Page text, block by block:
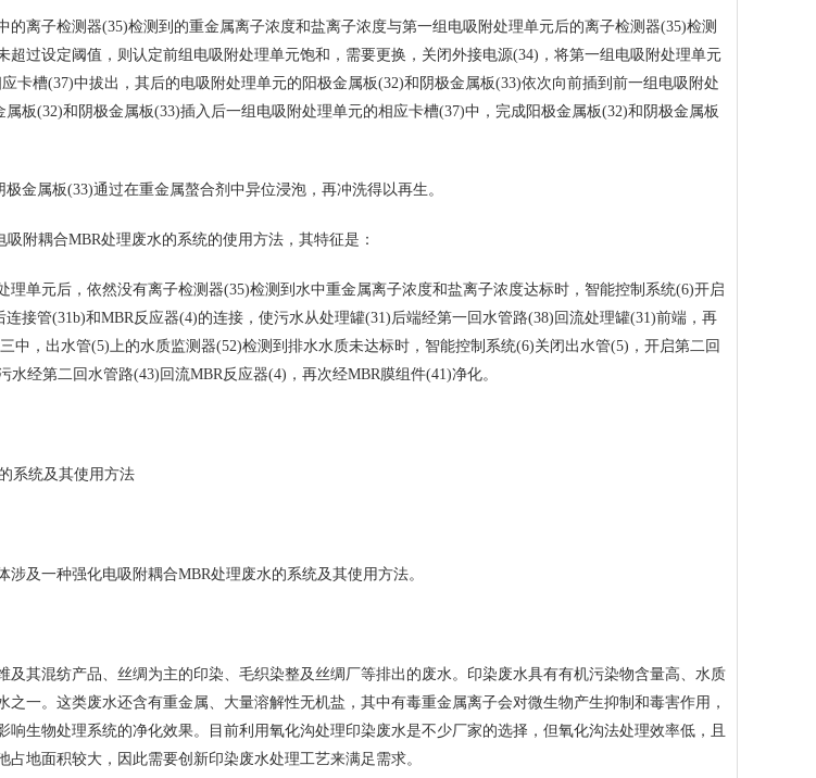
子检测器(35)检测到的重金属离子浓度和盐离子浓度与第一组电吸附处理单元后的离子检测器(35)检测
超过设定阈值，则认定前组电吸附处理单元饱和，需要更换，关闭外接电源(34)，将第一组电吸附处理单元
卡槽(37)中拔出，其后的电吸附处理单元的阳极金属板(32)和阴极金属板(33)依次向前插到前一组电吸附处
板(32)和阴极金属板(33)插入后一组电吸附处理单元的相应卡槽(37)中，完成阳极金属板(32)和阴极金属板
属板(33)通过在重金属螯合剂中异位浸泡，再冲洗得以再生。
耦合MBR处理废水的系统的使用方法，其特征是：
单元后，依然没有离子检测器(35)检测到水中重金属离子浓度和盐离子浓度达标时，智能控制系统(6)开启
接管(31b)和MBR反应器(4)的连接，使污水从处理罐(31)后端经第一回水管路(38)回流处理罐(31)前端，再
中，出水管(5)上的水质监测器(52)检测到排水水质未达标时，智能控制系统(6)关闭出水管(5)，开启第二回
经第二回水管路(43)回流MBR反应器(4)，再次经MBR膜组件(41)净化。
系统及其使用方法
及一种强化电吸附耦合MBR处理废水的系统及其使用方法。
其混纺产品、丝绸为主的印染、毛织染整及丝绸厂等排出的废水。印染废水具有有机污染物含量高、水质
之一。这类废水还含有重金属、大量溶解性无机盐，其中有毒重金属离子会对微生物产生抑制和毒害作用，
响生物处理系统的净化效果。目前利用氧化沟处理印染废水是不少厂家的选择，但氧化沟法处理效率低，且
地面积较大，因此需要创新印染废水处理工艺来满足需求。